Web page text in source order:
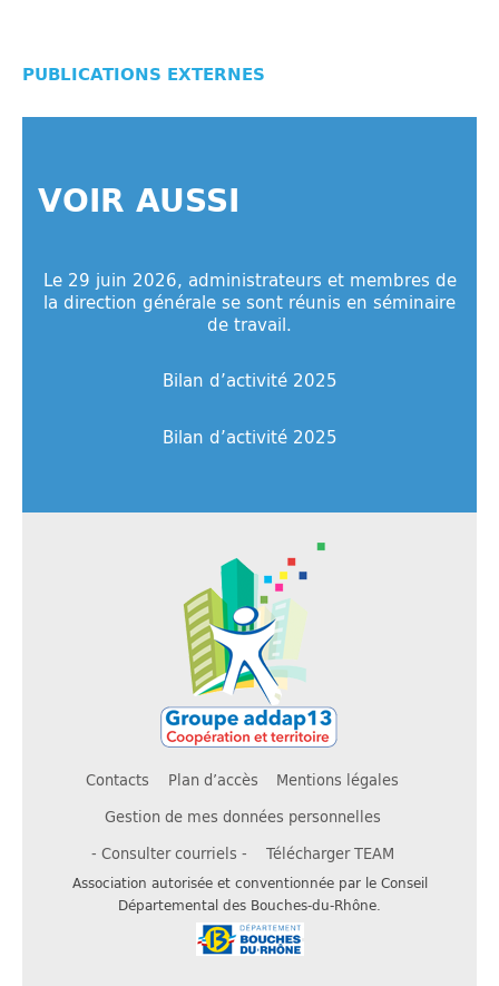
PUBLICATIONS EXTERNES
VOIR AUSSI
Le 29 juin 2026, administrateurs et membres de
la direction générale se sont réunis en séminaire
de travail.
Bilan d’activité 2025
Bilan d’activité 2025
Contacts Plan d’accès
Mentions légales
Gestion de mes données personnelles
- Consulter courriels -
Télécharger TEAM
Association autorisée et conventionnée par le Conseil
Départemental des Bouches-du-Rhône.